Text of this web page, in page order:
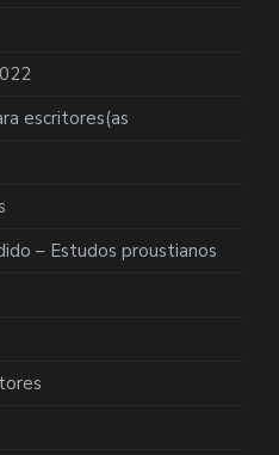
escritores(as
– Estudos proustianos